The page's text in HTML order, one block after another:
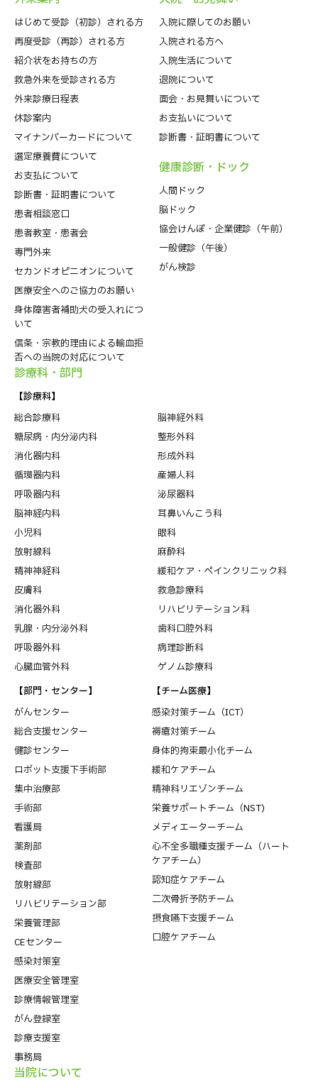
はじめて受診（初診）される⽅
再度受診（再診）される方
紹介状をお持ちの⽅
救急外来を受診される⽅
外来診療⽇程表
休診案内
マイナンバーカードについて
選定療養費について
お支払について
診断書・証明書について
患者相談窓口
患者教室・患者会
専門外来
セカンドオピニオンについて
医療安全へのご協力のお願い
身体障害者補助犬の受入れにつ
いて
信条・宗教的理由による輸血拒
否への当院の対応について
入院に際してのお願い
入院される方へ
入院生活について
退院について
⾯会・お見舞いについて
お支払いについて
診断書・証明書について
健康診断・ドック
人間ドック
脳ドック
協会けんぽ・企業健診（午前）
一般健診（午後）
がん検診
診療科・部⾨
【診療科】
総合診療科
糖尿病・内分泌内科
消化器内科
循環器内科
呼吸器内科
脳神経内科
小児科
放射線科
精神神経科
皮膚科
消化器外科
乳腺・内分泌外科
呼吸器外科
心臓血管外科
脳神経外科
整形外科
形成外科
産婦人科
泌尿器科
耳鼻いんこう科
眼科
麻酔科
緩和ケア・ペインクリニック科
救急診療科
リハビリテーション科
歯科口腔外科
病理診断科
ゲノム診療科
【部門・センター】
がんセンター
総合支援センター
健診センター
ロボット支援下手術部
集中治療部
手術部
看護局
薬剤部
検査部
放射線部
リハビリテーション部
栄養管理部
CEセンター
感染対策室
医療安全管理室
診療情報管理室
がん登録室
診療支援室
事務局
【チーム医療】
感染対策チーム（ICT）
褥瘡対策チーム
身体的拘束最小化チーム
緩和ケアチーム
精神科リエゾンチーム
栄養サポートチーム（NST)
メディエーターチーム
心不全多職種支援チーム（ハート
ケアチーム）
認知症ケアチーム
二次骨折予防チーム
摂食嚥下支援チーム
口腔ケアチーム
当院について